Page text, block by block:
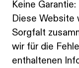
Keine Garantie:
Diese Website
Sorgfalt
wir für die
enthaltenen